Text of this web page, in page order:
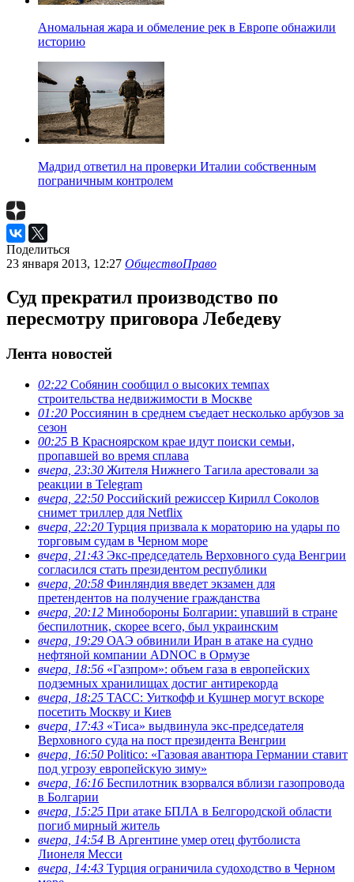
Аномальная жара и обмеление рек в Европе обнажили
историю
Мадрид ответил на проверки Италии собственным
пограничным контролем
Поделиться
23 января 2013, 12:27 ОбществоПраво
Суд прекратил производство по
пересмотру приговора Лебедеву
Лента новостей
02:22 Собянин сообщил о высоких темпах
строительства недвижимости в Москве
01:20 Россиянин в среднем съедает несколько арбузов за
сезон
00:25 В Красноярском крае идут поиски семьи,
пропавшей во время сплава
вчера, 23:30 Жителя Нижнего Тагила арестовали за
реакции в Теlegram
вчера, 22:50 Российский режиссер Кирилл Соколов
снимет триллер для Netflix
вчера, 22:20 Турция призвала к мораторию на удары по
торговым судам в Черном море
вчера, 21:43 Экс-председатель Верховного суда Венгрии
согласился стать президентом республики
вчера, 20:58 Финляндия введет экзамен для
претендентов на получение гражданства
вчера, 20:12 Минобороны Болгарии: упавший в стране
беспилотник, скорее всего, был украинским
вчера, 19:29 ОАЭ обвинили Иран в атаке на судно
нефтяной компании ADNOC в Ормузе
вчера, 18:56 «Газпром»: объем газа в европейских
подземных хранилищах достиг антирекорда
вчера, 18:25 ТАСС: Уиткофф и Кушнер могут вскоре
посетить Москву и Киев
вчера, 17:43 «Тиса» выдвинула экс-председателя
Верховного суда на пост президента Венгрии
вчера, 16:50 Politico: «Газовая авантюра Германии ставит
под угрозу европейскую зиму»
вчера, 16:16 Беспилотник взорвался вблизи газопровода
в Болгарии
вчера, 15:25 При атаке БПЛА в Белгородской области
погиб мирный житель
вчера, 14:54 В Аргентине умер отец футболиста
Лионеля Месси
вчера, 14:43 Турция ограничила судоходство в Черном